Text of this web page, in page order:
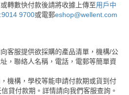
轉數快付款後請將收據上傳至用戶中
9700或電郵eshop@wellent.com
客服提供欲採購的產品清單，機構/公
，聯絡人名稱，電話，電郵等簡單資
機構，學校等能申請付款期或貨到付
貸付款期。詳情請向我們客服查詢。